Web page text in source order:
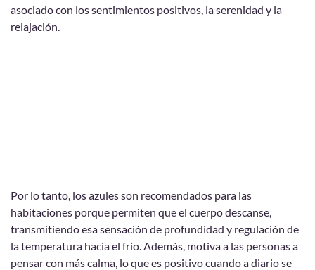
asociado con los sentimientos positivos, la serenidad y la
relajación.
Por lo tanto, los azules son recomendados para las
habitaciones porque permiten que el cuerpo descanse,
transmitiendo esa sensación de profundidad y regulación de
la temperatura hacia el frío. Además, motiva a las personas a
pensar con más calma, lo que es positivo cuando a diario se